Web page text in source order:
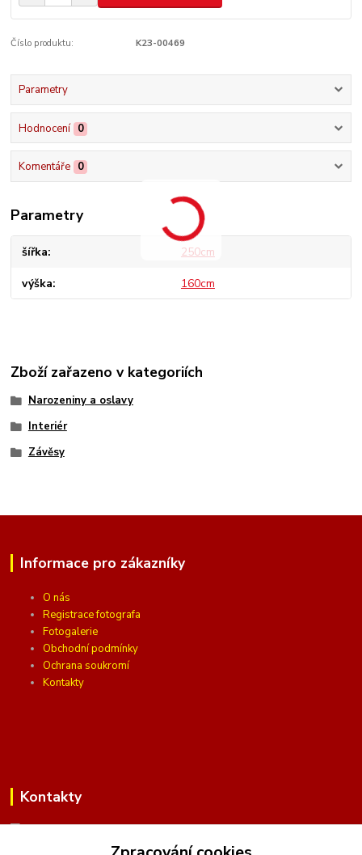
Číslo produktu: K23-00469
Parametry
Hodnocení 0
Komentáře 0
Parametry
šířka 250cm
výška 160cm
Zboží zařazeno v kategoriích
Narozeniny a oslavy
Interiér
Závěsy
Informace pro zákazníky
O nás
Registrace fotografa
Fotogalerie
Obchodní podmínky
Ochrana soukromí
Kontakty
Kontakty
(Po-Pá, 10 - 16 hod.)